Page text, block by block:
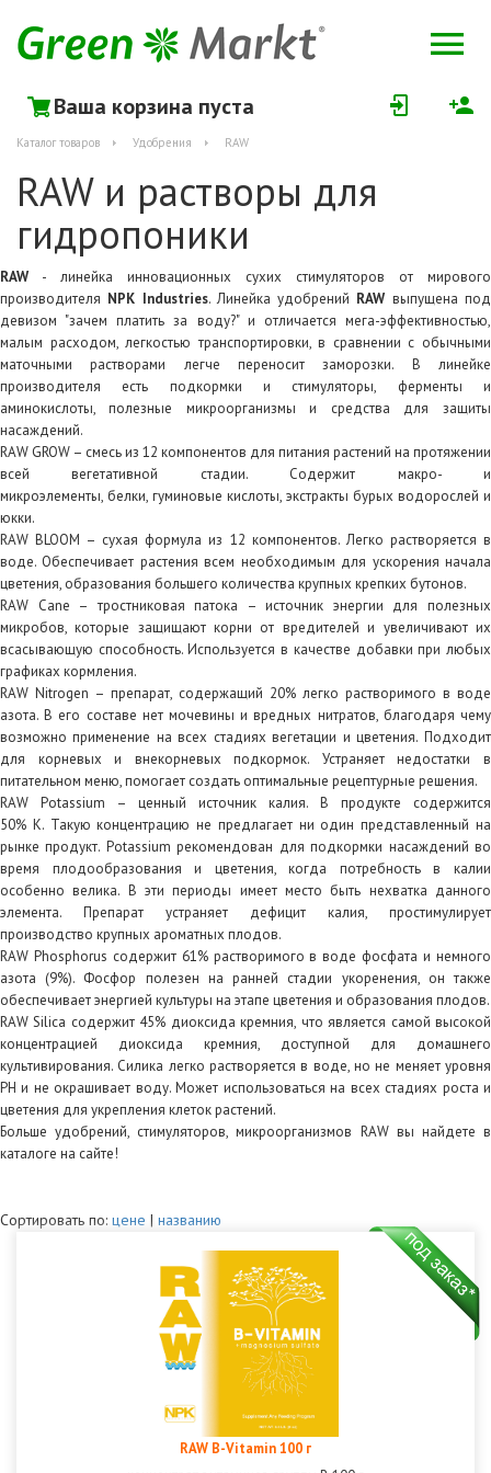
Ваша корзина пуста
Каталог товаров Удобрения RAW
RAW и растворы для
гидропоники
RAW - линейка инновационных сухих стимуляторов от мирового
производителя NPK Industries. Линейка удобрений RAW выпущена под
девизом "зачем платить за воду?" и отличается мега-эффективностью,
малым расходом, легкостью транспортировки, в сравнении с обычными
маточными растворами легче переносит заморозки. В линейке
производителя есть подкормки и стимуляторы, ферменты и
аминокислоты, полезные микроорганизмы и средства для защиты
насаждений.
RAW GROW – смесь из 12 компонентов для питания растений на протяжении
всей вегетативной стадии. Содержит макро- и
микроэлементы, белки, гуминовые кислоты, экстракты бурых водорослей и
юкки.
RAW BLOOM – сухая формула из 12 компонентов. Легко растворяется в
воде. Обеспечивает растения всем необходимым для ускорения начала
цветения, образования большего количества крупных крепких бутонов.
RAW Cane – тростниковая патока – источник энергии для полезных
микробов, которые защищают корни от вредителей и увеличивают их
всасывающую способность. Используется в качестве добавки при любых
графиках кормления.
RAW Nitrogen – препарат, содержащий 20% легко растворимого в воде
азота. В его составе нет мочевины и вредных нитратов, благодаря чему
возможно применение на всех стадиях вегетации и цветения. Подходит
для корневых и внекорневых подкормок. Устраняет недостатки в
питательном меню, помогает создать оптимальные рецептурные решения.
RAW Potassium – ценный источник калия. В продукте содержится
50% К. Такую концентрацию не предлагает ни один представленный на
рынке продукт. Potassium рекомендован для подкормки насаждений во
время плодообразования и цветения, когда потребность в калии
особенно велика. В эти периоды имеет место быть нехватка данного
элемента. Препарат устраняет дефицит калия, простимулирует
производство крупных ароматных плодов.
RAW Phosphorus содержит 61% растворимого в воде фосфата и немного
азота (9%). Фосфор полезен на ранней стадии укоренения, он также
обеспечивает энергией культуры на этапе цветения и образования плодов.
RAW Silica содержит 45% диоксида кремния, что является самой высокой
концентрацией диоксида кремния, доступной для домашнего
культивирования. Силика легко растворяется в воде, но не меняет уровня
PH и не окрашивает воду. Может использоваться на всех стадиях роста и
цветения для укрепления клеток растений.
Больше удобрений, стимуляторов, микроорганизмов RAW вы найдете в
каталоге на сайте!
Сортировать по: цене | названию
RAW B-Vitamin 100 г